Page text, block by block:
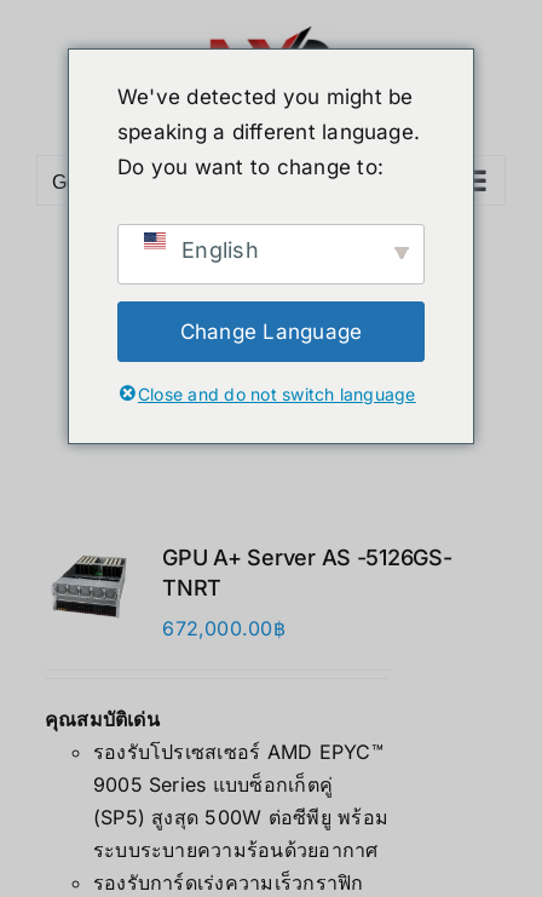
Go to...
Sort byDefault Order
24 Products
GPU A+ Server AS -5126GS-
TNRT
672,000.00฿
คุณสมบัติเด่น
รองรับโปรเซสเซอร์ AMD EPYC™
9005 Series แบบซ็อกเก็ตคู่
(SP5) สูงสุด 500W ต่อซีพียู พร้อม
ระบบระบายความร้อนด้วยอากาศ
รองรับการ์ดเร่งความเร็วกราฟิก
We've detected you might be
speaking a different language.
Do you want to change to:
English
Change Language
Close and do not switch language